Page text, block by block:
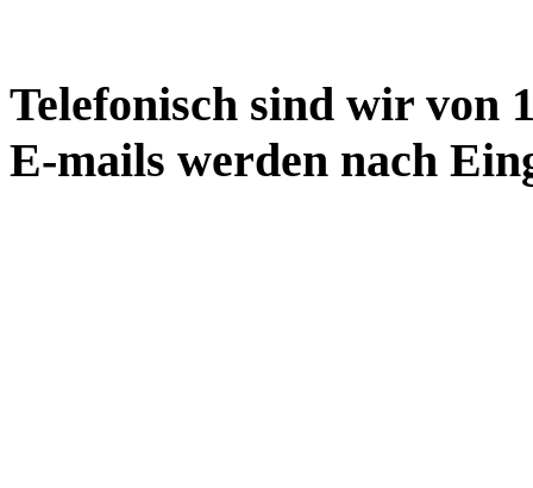
Telefonisch sind wir von
E-mails werden nach